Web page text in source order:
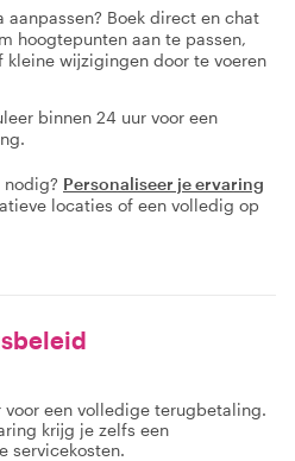
aanpassen? Boek direct en chat
hoogtepunten aan te passen,
kleine wijzigingen door te voeren
binnen 24 uur voor een
Personaliseer je ervaring
locaties of een volledig op
voor een volledige terugbetaling.
krijg je zelfs een
servicekosten.